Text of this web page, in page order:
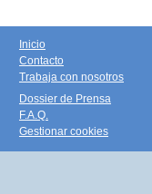
Inicio
Contacto
Trabaja con nosotros
Dossier de Prensa
F.A.Q.
Gestionar cookies